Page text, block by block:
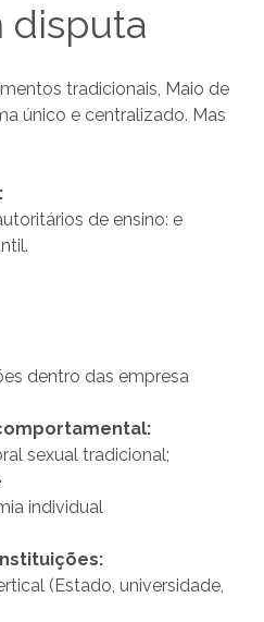
disputa
tradicionais, Maio de
único e centralizado. Mas
de ensino: e
dentro das empresa
sexual tradicional;
individual
(Estado, universidade,